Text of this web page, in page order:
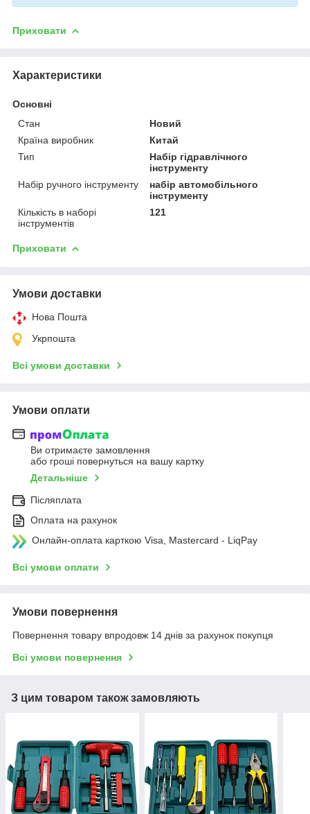
Приховати
Характеристики
Основні
Стан
Новий
Країна виробник
Китай
Тип
Набір гідравлічного
інструменту
Набір ручного інструменту
набір автомобільного
інструменту
Кількість в наборі
інструментів
121
Приховати
Умови доставки
Нова Пошта
Укрпошта
Всі умови доставки
Умови оплати
Ви отримаєте замовлення
або гроші повернуться на вашу картку
Детальніше
Післяплата
Оплата на рахунок
Онлайн-оплата карткою Visa, Mastercard - LiqPay
Всі умови оплати
Умови повернення
Повернення товару впродовж 14 днів за рахунок покупця
Всі умови повернення
З цим товаром також замовляють